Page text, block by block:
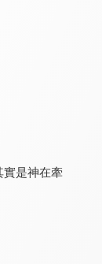
是神在牽